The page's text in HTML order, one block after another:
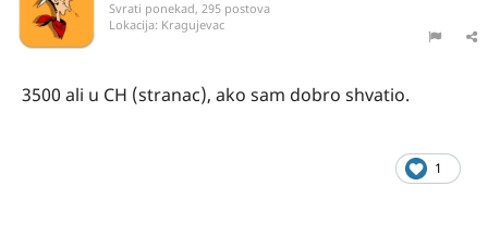
Svrati ponekad, 295 postova
Lokacija: Kragujevac
3500 ali u CH (stranac), ako sam dobro shvatio.
1